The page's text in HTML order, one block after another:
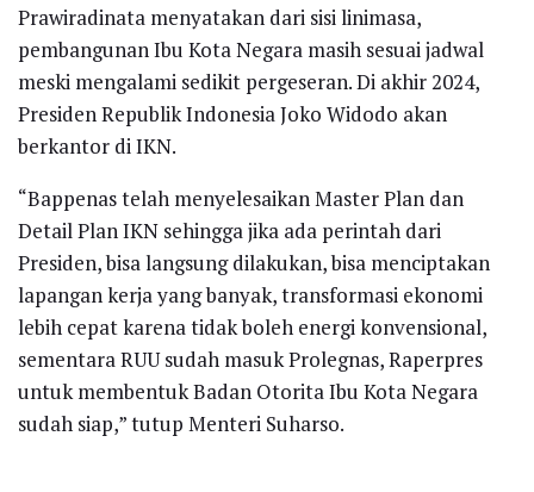
Prawiradinata menyatakan dari sisi linimasa,
pembangunan Ibu Kota Negara masih sesuai jadwal
meski mengalami sedikit pergeseran. Di akhir 2024,
Presiden Republik Indonesia Joko Widodo akan
berkantor di IKN.
“Bappenas telah menyelesaikan Master Plan dan
Detail Plan IKN sehingga jika ada perintah dari
Presiden, bisa langsung dilakukan, bisa menciptakan
lapangan kerja yang banyak, transformasi ekonomi
lebih cepat karena tidak boleh energi konvensional,
sementara RUU sudah masuk Prolegnas, Raperpres
untuk membentuk Badan Otorita Ibu Kota Negara
sudah siap,” tutup Menteri Suharso.